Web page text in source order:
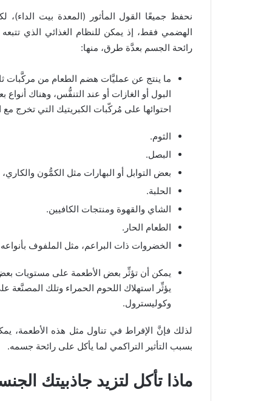
نحفظ جميعًا القول المأثور (المعدة بيت الداء)،
الهضمي فقط، إذ يمكن للنظام الغذائي الذي
رائحة الجسم بعدَّة طرق، منها:
ما ينتج عن عمليَّات هضم الطعام من مركَّبات
البول أو الغازات أو عند التنفُّس، وهناك
احتوائها على مُركّبات الكبريتيك التي تخرج
الثوم.
البصل.
بعض التوابل أو البهارات مثل الكمُّون والكاري،
الحلبة.
الشاي والقهوة ومنتجات الكافيين.
الطعام الحار.
الخضروات ذات البراعم، مثل الملفوف بأنواعه
يمكن أن تؤثِّر بعض الأطعمة على مستويات
يؤثِّر استهلاك اللحوم الحمراء وتلك
وكوليسترول.
لذلك فإنَّ الإفراط في تناول مثل هذه الأطعمة،
بسبب التأثير التراكمي لما يأكل على رائحة جسمه.
ماذا تأكل لتزيد جاذبيتك